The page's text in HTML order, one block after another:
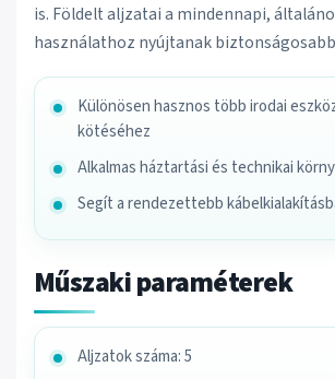
is. Földelt aljzatai a mindennapi,
használathoz nyújtanak
Különösen hasznos több irodai
kötéséhez
Alkalmas háztartási és technikai
Segít a rendezettebb
Műszaki paraméterek
Aljzatok száma: 5